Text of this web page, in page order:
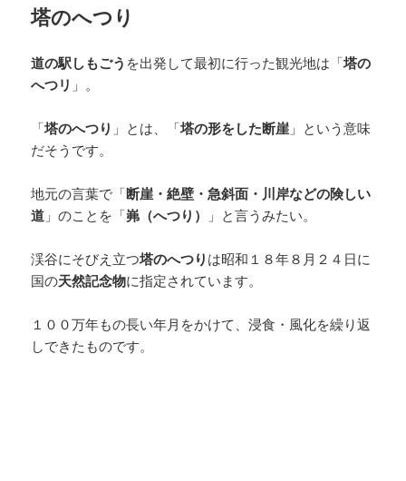
塔のへつり
道の駅しもごう を出発して最初に行った観光地は「塔の
へつリ 」。
「塔のへつり 」とは、「塔の形をした断崖 」という意味
だそうです。
地元の言葉で「断崖・絶壁・急斜面・川岸などの険しい
道 」のことを「岪（へつり） 」と言うみたい。
渓谷にそびえ立つ塔のへつり は昭和１８年８月２４日に
国の天然記念物に指定されています。
１００万年もの長い年月をかけて、浸食・風化を繰り返
しできたものです。